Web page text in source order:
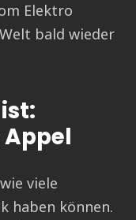
Elektro
bald wieder
viele
haben können.